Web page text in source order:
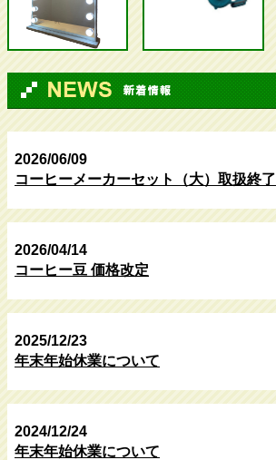
2026/06/09
コーヒーメーカーセット（大）取扱終了
2026/04/14
コーヒー豆 価格改定
2025/12/23
年末年始休業について
2024/12/24
年末年始休業について